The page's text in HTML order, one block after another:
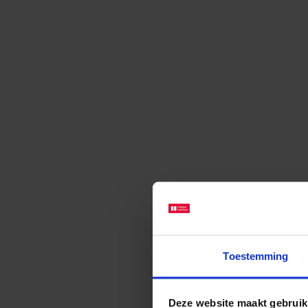
Toestemming
Deze website maakt